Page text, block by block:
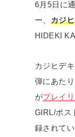
6月5日に
ー、 カジ
HIDEKI
カジヒデ
弾にあた
がプレイリ
GIRL/ポス
録されてい